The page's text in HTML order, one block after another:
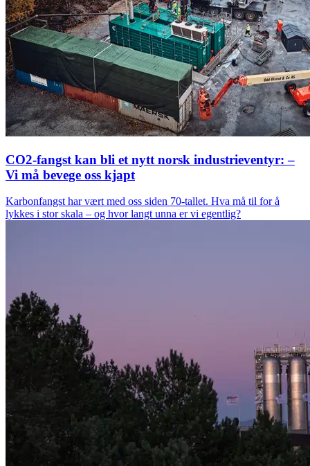
CO2-fangst kan bli et nytt norsk industrieventyr: –
Vi må bevege oss kjapt
Karbonfangst har vært med oss siden 70-tallet. Hva må til for å
lykkes i stor skala – og hvor langt unna er vi egentlig?